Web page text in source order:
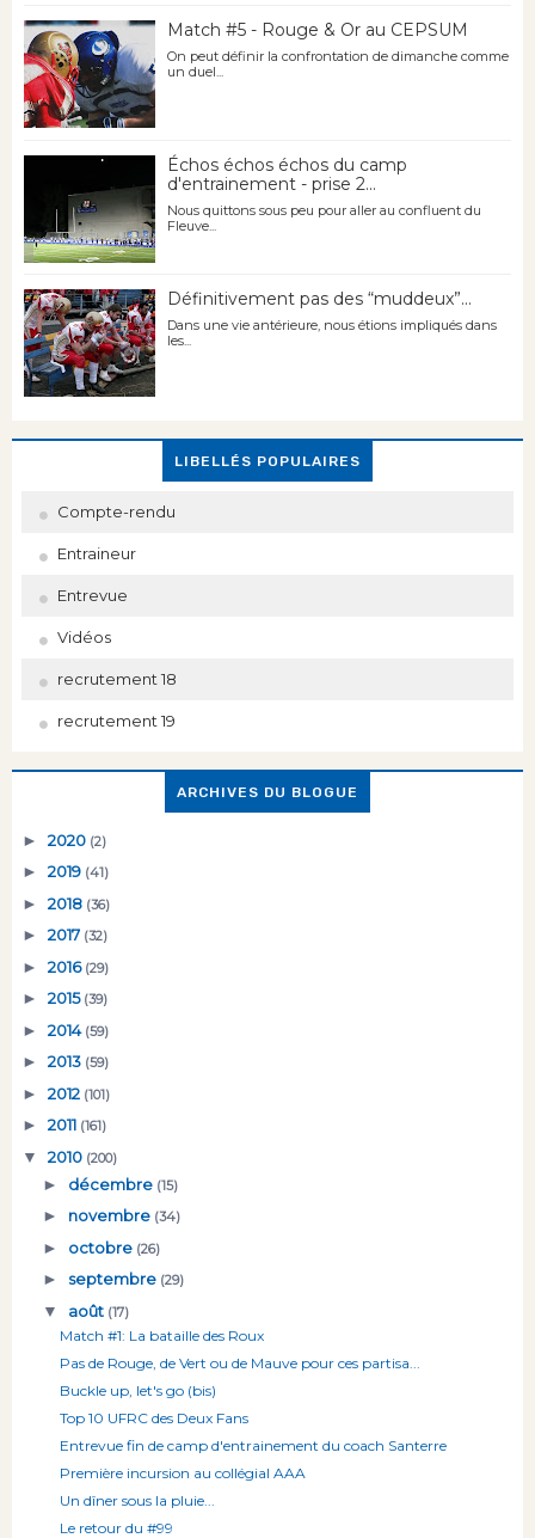
Match #5 - Rouge & Or au CEPSUM
On peut définir la confrontation de dimanche comme
un duel...
Échos échos échos du camp
d'entrainement - prise 2...
Nous quittons sous peu pour aller au confluent du
Fleuve...
Définitivement pas des “muddeux”...
Dans une vie antérieure, nous étions impliqués dans
les...
LIBELLÉS POPULAIRES
Compte-rendu
Entraineur
Entrevue
Vidéos
recrutement 18
recrutement 19
ARCHIVES DU BLOGUE
► 2020 (2)
► 2019 (41)
► 2018 (36)
► 2017 (32)
► 2016 (29)
► 2015 (39)
► 2014 (59)
► 2013 (59)
► 2012 (101)
► 2011 (161)
▼ 2010 (200)
► décembre (15)
► novembre (34)
► octobre (26)
► septembre (29)
▼ août (17)
Match #1: La bataille des Roux
Pas de Rouge, de Vert ou de Mauve pour ces partisa...
Buckle up, let's go (bis)
Top 10 UFRC des Deux Fans
Entrevue fin de camp d'entrainement du coach Santerre
Première incursion au collégial AAA
Un dîner sous la pluie...
Le retour du #99